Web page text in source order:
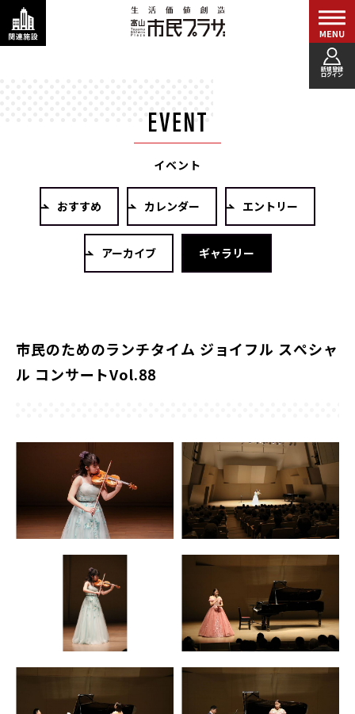
新規登録
ログイン
イベント
おすすめ カレンダー エントリー
アーカイブ ギャラリー
市民のためのランチタイム ジョイフル スぺシャ
ル コンサートVol.88